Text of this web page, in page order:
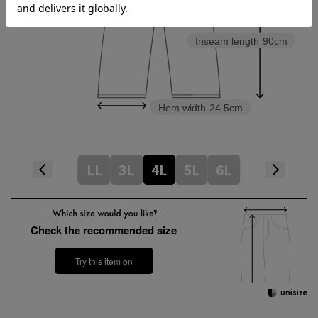
Inseam length 90cm
Hem width 24.5cm
Thickness of thigh 38.9cm
LL 3L 4L 5L 6L
Check the recommended size
Try this item on